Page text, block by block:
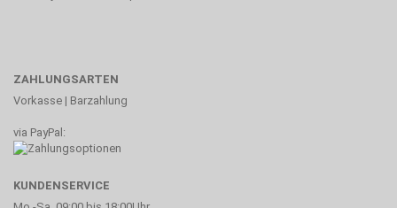
ZAHLUNGSARTEN
Vorkasse | Barzahlung
via PayPal:
KUNDENSERVICE